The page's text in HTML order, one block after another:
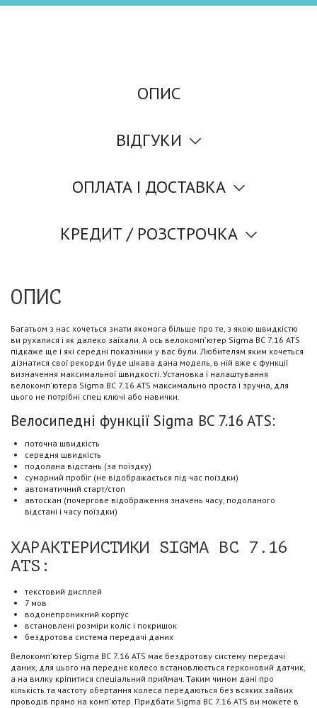
ОПИС
ВІДГУКИ
ОПЛАТА І ДОСТАВКА
КРЕДИТ / РОЗСТРОЧКА
ОПИС
Багатьом з нас хочеться знати якомога більше про те, з якою швидкістю
ви рухалися і як далеко заїхали. А ось велокомп'ютер Sigma BC 7.16 ATS
підкаже ще і які середні показники у вас були. Любителям яким хочеться
дізнатися свої рекорди буде цікава дана модель, в ній вже є функції
визначення максимальної швидкості. Установка і налаштування
велокомп'ютера Sigma BC 7.16 ATS максимально проста і зручна, для
цього не потрібні спец ключі або навички.
Велосипедні функції Sigma BC 7.16 ATS:
поточна швидкість
середня швидкість
подолана відстань (за поїздку)
сумарний пробіг (не відображається під час поїздки)
автоматичний старт/стоп
автоскан (почергове відображення значень часу, подоланого
відстані і часу поїздки)
ХАРАКТЕРИСТИКИ SIGMA BC 7.16
ATS:
текстовий дисплей
7 мов
водонепроникний корпус
встановлені розміри коліс і покришок
бездротова система передачі даних
Велокомп'ютер Sigma BC 7.16 ATS має бездротову систему передачі
даних, для цього на переднє колесо встановлюється герконовий датчик,
а на вилку кріпитися спеціальний приймач. Таким чином дані про
кількість та частоту обертання колеса передаються без всяких зайвих
проводів прямо на комп'ютер. Придбати Sigma BC 7.16 ATS ви можете в